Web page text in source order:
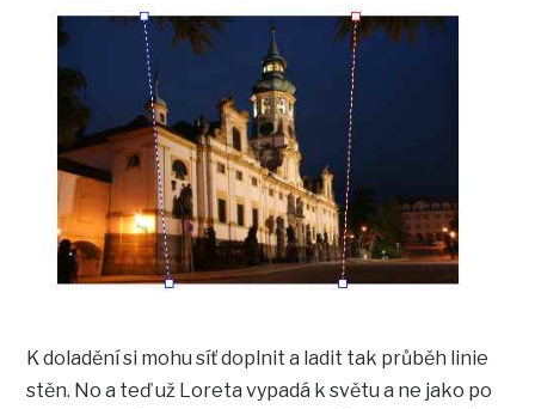
K doladění si mohu síť doplnit a ladit tak průběh linie
stěn. No a teď už Loreta vypadá k světu a ne jako po